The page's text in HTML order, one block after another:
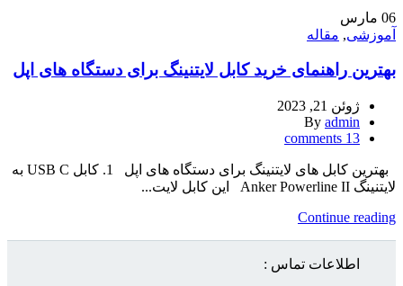
06 مارس
آموزشی, مقاله
بهترین راهنمای خرید کابل لایتنینگ برای دستگاه های اپل
ژوئن 21, 2023
By admin
13
comments
بهترین کابل های لایتنینگ برای دستگاه های اپل 1. کابل USB C به
لایتنینگ Anker Powerline II این کابل لایت...
Continue reading
اطلاعات تماس :